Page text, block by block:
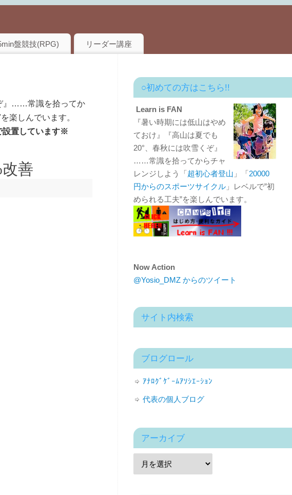
盤競技(RPG) リーダー講座
』……常識を拾ってか
楽しんでいます。
設置しています※
善
○初めての方はこちら!!
Learn is FAN
『暑い時期には低山はやめ
ておけ』『高山は夏でも
20°、春秋には吹雪くぞ』
……常識を拾ってからチャ
レンジしよう「超初心者登山 」「20000
円からのスポーツサイクル 」レベルで”初
められる工夫”を楽しんでいます。
Now Action
@Yosio_DMZ からのツイート
サイト内検索
ブログロール
ｱﾅﾛｸﾞｹﾞｰﾑｱｿｼｴｰｼｮﾝ
代表の個人ブログ
アーカイブ